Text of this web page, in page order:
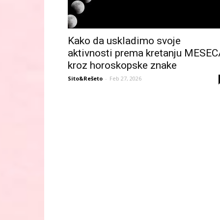
Kako da uskladimo svoje
aktivnosti prema kretanju
kroz horoskopske znake
Sito&Rešeto - Feb 27, 2026